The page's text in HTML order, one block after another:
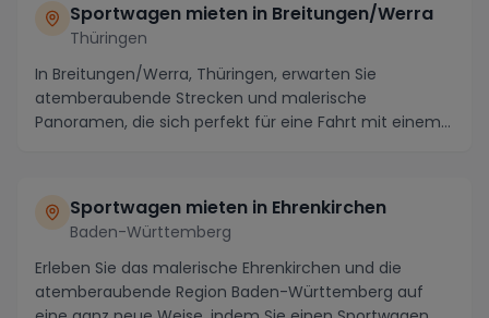
Sportwagen mieten in Breitungen/Werra
Thüringen
In Breitungen/Werra, Thüringen, erwarten Sie
atemberaubende Strecken und malerische
Panoramen, die sich perfekt für eine Fahrt mit einem
Sportwagen mieten in Ehrenkirchen
Baden-Württemberg
Erleben Sie das malerische Ehrenkirchen und die
atemberaubende Region Baden-Württemberg auf